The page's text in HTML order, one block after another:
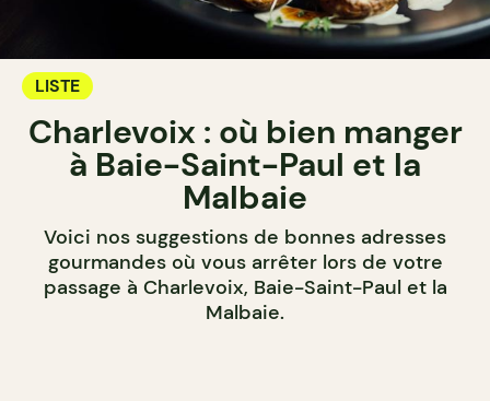
LISTE
Charlevoix : où bien manger
à Baie-Saint-Paul et la
Malbaie
Voici nos suggestions de bonnes adresses
gourmandes où vous arrêter lors de votre
passage à Charlevoix, Baie-Saint-Paul et la
Malbaie.